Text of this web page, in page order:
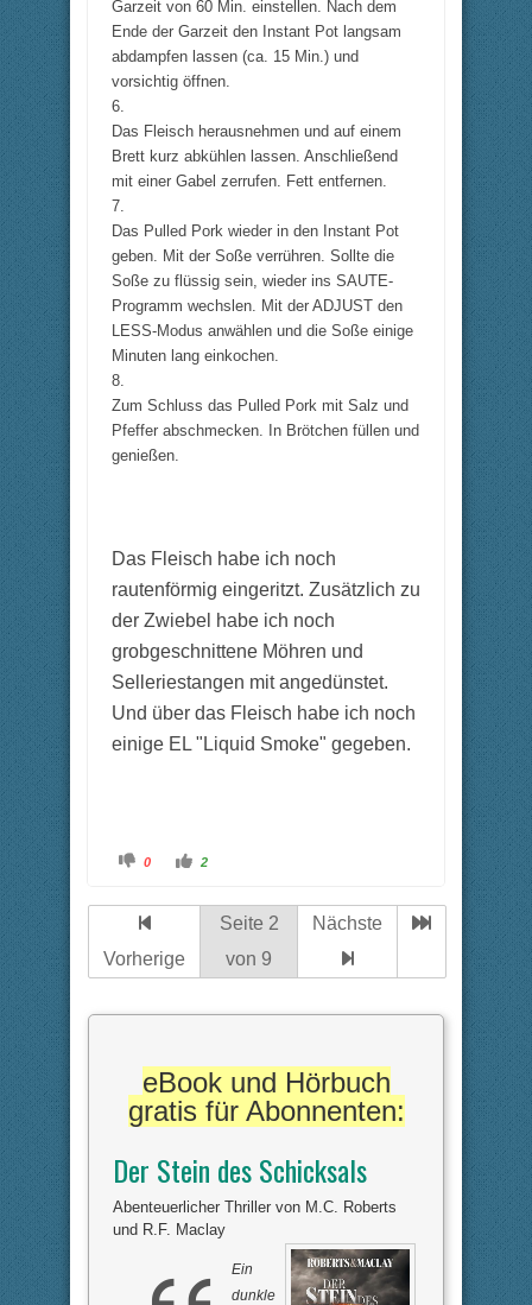
Garzeit von 60 Min. einstellen. Nach dem
Ende der Garzeit den Instant Pot langsam
abdampfen lassen (ca. 15 Min.) und
vorsichtig öffnen.
6.
Das Fleisch herausnehmen und auf einem
Brett kurz abkühlen lassen. Anschließend
mit einer Gabel zerrufen. Fett entfernen.
7.
Das Pulled Pork wieder in den Instant Pot
geben. Mit der Soße verrühren. Sollte die
Soße zu flüssig sein, wieder ins SAUTE-
Programm wechslen. Mit der ADJUST den
LESS-Modus anwählen und die Soße einige
Minuten lang einkochen.
8.
Zum Schluss das Pulled Pork mit Salz und
Pfeffer abschmecken. In Brötchen füllen und
genießen.
Das Fleisch habe ich noch
rautenförmig eingeritzt. Zusätzlich zu
der Zwiebel habe ich noch
grobgeschnittene Möhren und
Selleriestangen mit angedünstet.
Und über das Fleisch habe ich noch
einige EL "Liquid Smoke" gegeben.
A
i
c
e
n
f
D
n
n
a
c
t
e
.
0
A
n
i
f
D
e
n
n
a
c
b
n
2
Vorherige
Seite 2
von 9
Nächste
eBook und Hörbuch
gratis für Abonnenten:
Der Stein des Schicksals
Abenteuerlicher Thriller von M.C. Roberts
und R.F. Maclay
Ein
dunkle